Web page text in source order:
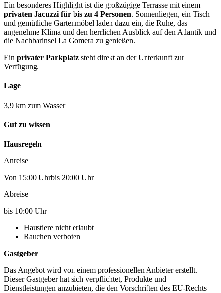
Ein besonderes Highlight ist die großzügige Terrasse mit einem
privaten Jacuzzi für bis zu 4 Personen. Sonnenliegen, ein Tisch
und gemütliche Gartenmöbel laden dazu ein, die Ruhe, das
angenehme Klima und den herrlichen Ausblick auf den Atlantik und
die Nachbarinsel La Gomera zu genießen.
Ein privater Parkplatz steht direkt an der Unterkunft zur
Verfügung.
Lage
3,9 km zum Wasser
Gut zu wissen
Hausregeln
Anreise
Von 15:00 Uhrbis 20:00 Uhr
Abreise
bis 10:00 Uhr
Haustiere nicht erlaubt
Rauchen verboten
Gastgeber
Das Angebot wird von einem professionellen Anbieter erstellt.
Dieser Gastgeber hat sich verpflichtet, Produkte und
Dienstleistungen anzubieten, die den Vorschriften des EU-Rechts